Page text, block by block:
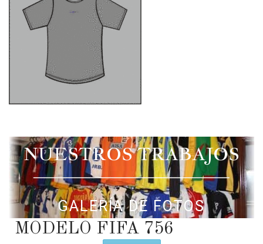
NUESTROS TRABAJOS
GALERÍA DE FOTOS
MODELO FIFA 756